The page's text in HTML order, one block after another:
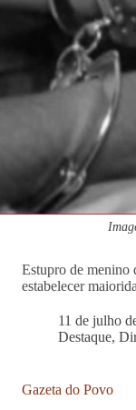
Estupro de menino
estabelecer
11 de julho
Destaque,
Gazeta do Povo